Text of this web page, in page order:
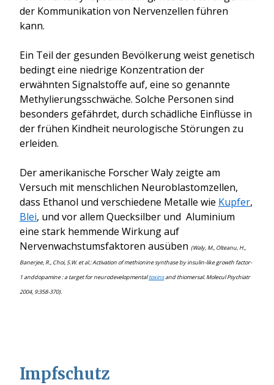
der Kommunikation von Nervenzellen führen
kann.
Ein Teil der gesunden Bevölkerung weist genetisch
bedingt eine niedrige Konzentration der
erwähnten Signalstoffe auf, eine so genannte
Methylierungsschwäche. Solche Personen sind
besonders gefährdet, durch schädliche Einflüsse in
der frühen Kindheit neurologische Störungen zu
erleiden.
Der amerikanische Forscher Waly zeigte am
Versuch mit menschlichen Neuroblastomzellen,
dass Ethanol und verschiedene Metalle wie Kupfer,
Blei, und vor allem Quecksilber und Aluminium
eine stark hemmende Wirkung auf
Nervenwachstumsfaktoren ausüben (Waly, M., Olteanu, H.,
Banerjee, R., Choi, S.W. et al.: Activation of methionine synthase by insulin-like growth factor-
1 anddopamine : a target for neurodevelopmentaltoxinsand thiomersal. Molecul Psychiatr
2004, 9:358-370).
Impfschutz